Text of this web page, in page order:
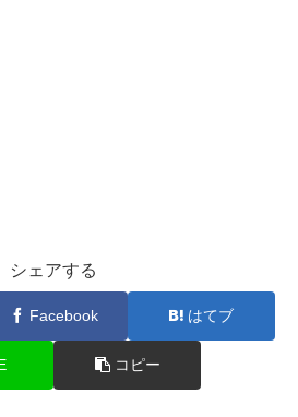
シェアする
Facebook はてブ
コピー